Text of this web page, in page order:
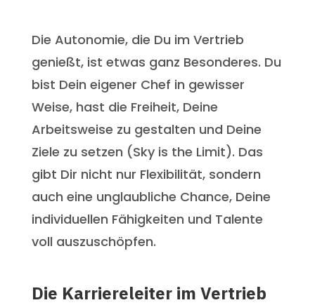
Die Autonomie, die Du im Vertrieb
genießt, ist etwas ganz Besonderes. Du
bist Dein eigener Chef in gewisser
Weise, hast die Freiheit, Deine
Arbeitsweise zu gestalten und Deine
Ziele zu setzen (Sky is the Limit). Das
gibt Dir nicht nur Flexibilität, sondern
auch eine unglaubliche Chance, Deine
individuellen Fähigkeiten und Talente
voll auszuschöpfen.
Die Karriereleiter im Vertrieb